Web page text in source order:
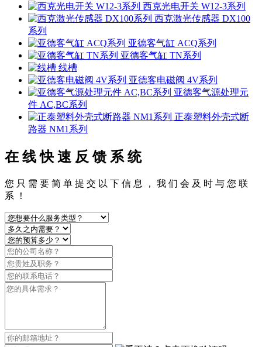
西克光电开关 W12-3系列
西克激光传感器 DX100
系列
亚德客气缸 ACQ系列
亚德客气缸 TN系列
线槽
亚德客电磁阀 4V系列
亚德客气源处理元
件 AC,BC系列
正泰塑料外壳式断
路器 NM1系列
在 线 快 速 反 馈 系 统
您 只 需 要 简 单 提 交 以 下 信 息 ， 我 们 会 及 时 与 您 联
系 ！